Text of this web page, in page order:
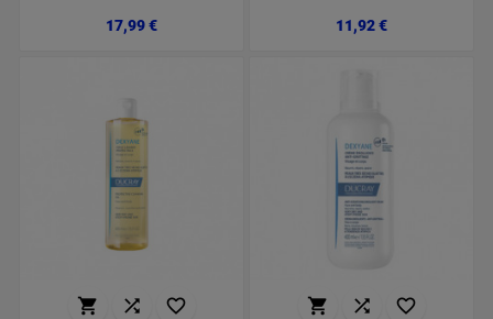
17,99 €Preço 11,92 €Preço
     